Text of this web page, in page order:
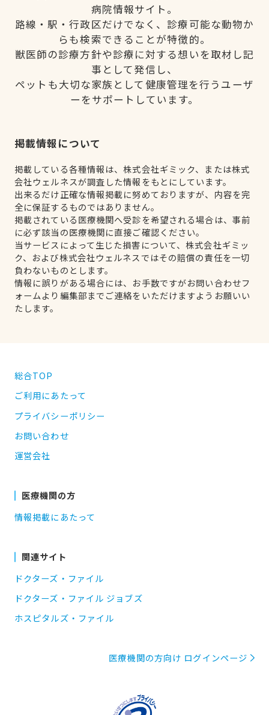
病院情報サイト。
路線・駅・行政区だけでなく、診療可能な動物か
らも検索できることが特徴的。
獣医師の診療方針や診療に対する想いを取材し記
事として発信し、
ペットも大切な家族として健康管理を行うユーザ
ーをサポートしています。
掲載情報について
掲載している各種情報は、株式会社ギミック、または株式
会社ウェルネスが調査した情報をもとにしています。
出来るだけ正確な情報掲載に努めておりますが、内容を完
全に保証するものではありません。
掲載されている医療機関へ受診を希望される場合は、事前
に必ず該当の医療機関に直接ご確認ください。
当サービスによって生じた損害について、株式会社ギミッ
ク、および株式会社ウェルネスではその賠償の責任を一切
負わないものとします。
情報に誤りがある場合には、お手数ですがお問い合わせフ
ォームより編集部までご連絡をいただけますようお願いい
たします。
総合TOP
ご利用にあたって
プライバシーポリシー
お問い合わせ
運営会社
医療機関の方
情報掲載にあたって
関連サイト
ドクターズ・ファイル
ドクターズ・ファイル ジョブズ
ホスピタルズ・ファイル
医療機関の方向け ログインページ